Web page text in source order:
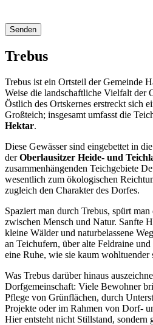
Trebus
Trebus ist ein Ortsteil der Gemeinde
Weise die landschaftliche Vielfalt der
Östlich des Ortskernes erstreckt sich
Großteich; insgesamt umfasst die
Hektar.
Diese Gewässer sind eingebettet in
derOberlausitzer Heide- und
zusammenhängenden Teichgebiete
wesentlich zum ökologischen
zugleich den Charakter des Dorfes.
Spaziert man durch Trebus, spürt
zwischen Mensch und Natur. Sanfte
kleine Wälder und naturbelassene
an Teichufern, über alte Feldraine
eine Ruhe, wie sie kaum wohltuender
Was Trebus darüber hinaus
Dorfgemeinschaft: Viele Bewohner
Pflege von Grünflächen, durch
Projekte oder im Rahmen von Dorf-
Hier entsteht nicht Stillstand, sondern